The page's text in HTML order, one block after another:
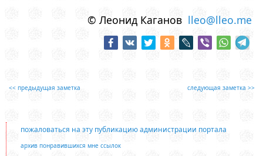
© Леонид Каганов lleo@lleo.me
<< предыдущая заметка следующая заметка >>
пожаловаться на эту публикацию администрации портала
архив понравившихся мне ссылок